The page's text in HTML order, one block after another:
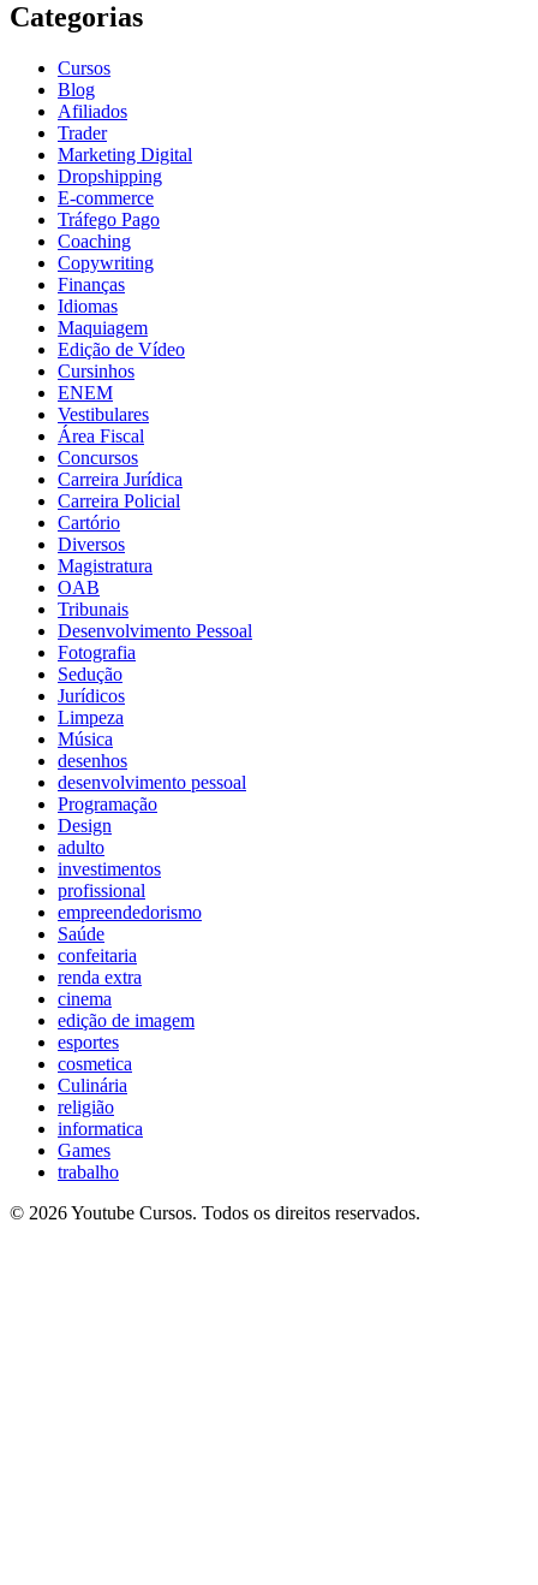
Categorias
Cursos
Blog
Afiliados
Trader
Marketing Digital
Dropshipping
E-commerce
Tráfego Pago
Coaching
Copywriting
Finanças
Idiomas
Maquiagem
Edição de Vídeo
Cursinhos
ENEM
Vestibulares
Área Fiscal
Concursos
Carreira Jurídica
Carreira Policial
Cartório
Diversos
Magistratura
OAB
Tribunais
Desenvolvimento Pessoal
Fotografia
Sedução
Jurídicos
Limpeza
Música
desenhos
desenvolvimento pessoal
Programação
Design
adulto
investimentos
profissional
empreendedorismo
Saúde
confeitaria
renda extra
cinema
edição de imagem
esportes
cosmetica
Culinária
religião
informatica
Games
trabalho
© 2026 Youtube Cursos. Todos os direitos reservados.